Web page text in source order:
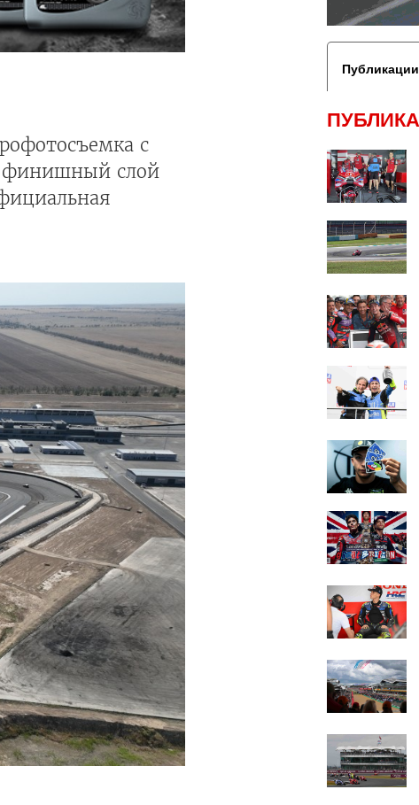
с
финишный слой